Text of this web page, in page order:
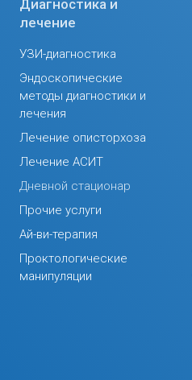
Диагностика и
лечение
УЗИ-диагностика
Эндоскопические
методы диагностики и
лечения
Лечение описторхоза
Лечение АСИТ
Дневной стационар
Прочие услуги
Ай-ви-терапия
Проктологические
манипуляции